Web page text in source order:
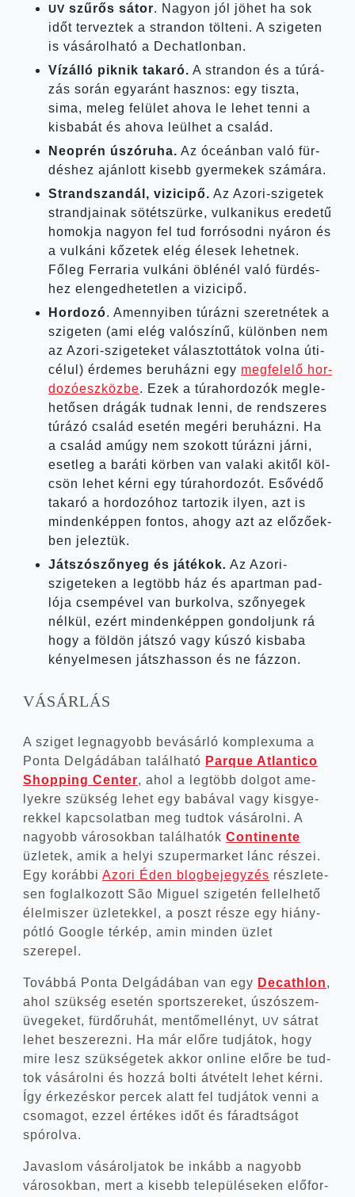
UV szű­rős sátor. Nagyon jól jöhet ha sok
időt ter­vez­tek a stran­don töl­te­ni. A szi­ge­ten
is vásá­rol­ha­tó a Dechatlonban.
Víz­ál­ló pik­nik taka­ró. A stran­don és a túrá­
zás során egy­aránt hasz­nos: egy tisz­ta,
sima, meleg felü­let aho­va le lehet ten­ni a
kis­ba­bát és aho­va leül­het a család.
Neop­rén úszó­ru­ha. Az óce­án­ban való für­
dés­hez aján­lott kisebb gyer­me­kek számára.
Strand­szan­dál, vizi­ci­pő. Az Azori-szigetek
strand­ja­i­nak sötét­szür­ke, vul­ka­ni­kus ere­de­tű
homok­ja nagyon fel tud for­ró­sod­ni nyá­ron és
a vul­ká­ni kőze­tek elég éle­sek lehet­nek.
Főleg Fer­ra­ria vul­ká­ni öblé­nél való für­dés­
hez elen­ged­he­tet­len a vizicipő.
Hor­do­zó. Amennyi­ben túráz­ni sze­ret­né­tek a
szi­ge­ten (ami elég való­szí­nű, külön­ben nem
az Azori-szigeteket válasz­tot­tá­tok vol­na úti­
cé­lul) érde­mes beru­ház­ni egy meg­fe­le­lő hor­
do­zó­esz­köz­be. Ezek a túra­hor­do­zók meg­le­
he­tő­sen drá­gák tud­nak len­ni, de rend­sze­res
túrá­zó csa­lád ese­tén meg­éri beru­ház­ni. Ha
a csa­lád amúgy nem szo­kott túráz­ni jár­ni,
eset­leg a bará­ti kör­ben van vala­ki aki­től köl­
csön lehet kér­ni egy túra­hor­do­zót. Eső­vé­dő
taka­ró a hor­do­zó­hoz tar­to­zik ilyen, azt is
min­den­kép­pen fon­tos, ahogy azt az elő­ző­ek­
ben jeleztük.
Ját­szó­sző­nyeg és játé­kok. Az Azori-
szigeteken a leg­több ház és apart­man pad­
ló­ja csem­pé­vel van bur­kol­va, sző­nye­gek
nél­kül, ezért min­den­kép­pen gon­dol­junk rá
hogy a föl­dön ját­szó vagy kúszó kis­ba­ba
kényel­me­sen játsz­has­son és ne fázzon.
VÁSÁRLÁS
A szi­get leg­na­gyobb bevá­sár­ló komp­le­xu­ma a
Pon­ta Del­gádá­ban talál­ha­tó Par­que Atlan­ti­co
Shop­ping Cen­ter, ahol a leg­több dol­got ame­
lyek­re szük­ség lehet egy babá­val vagy kis­gye­
rek­kel kap­cso­lat­ban meg tud­tok vásá­rol­ni. A
nagyobb váro­sok­ban talál­ha­tók Con­ti­nen­te
üzle­tek, amik a helyi szu­per­mar­ket lánc részei.
Egy koráb­bi Azo­ri Éden blog­be­jegy­zés rész­le­te­
sen fog­lal­ko­zott São Miguel szi­ge­tén fel­lel­he­tő
élel­mi­szer üzle­tek­kel, a poszt része egy hiány­
pót­ló Goog­le tér­kép, amin min­den üzlet
szerepel.
Továb­bá Pon­ta Del­gádá­ban van egy Decath­lon,
ahol szük­ség ese­tén sport­sze­re­ket, úszó­szem­
üve­ge­ket, für­dő­ru­hát, men­tő­mel­lényt, UV sát­rat
lehet besze­rez­ni. Ha már elő­re tud­já­tok, hogy
mire lesz szük­sé­ge­tek akkor online elő­re be tud­
tok vásá­rol­ni és hoz­zá bol­ti átvé­telt lehet kér­ni.
Így érke­zés­kor per­cek alatt fel tud­já­tok ven­ni a
cso­ma­got, ezzel érté­kes időt és fáradt­sá­got
spórolva.
Javas­lom vásá­rol­ja­tok be inkább a nagyobb
váro­sok­ban, mert a kisebb tele­pü­lé­se­ken elő­for­